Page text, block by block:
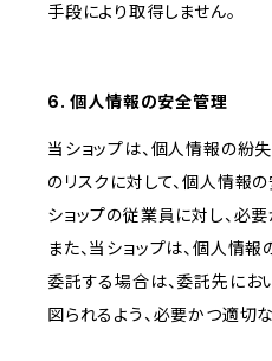
手段により取得しません。
6. 個人情報の安全管理
当ショップは、個人情報の紛
のリスクに対して、個人情報
ショップの従業員に対し、必
また、当ショップは、個人情
委託する場合は、委託先に
図られるよう、必要かつ適切